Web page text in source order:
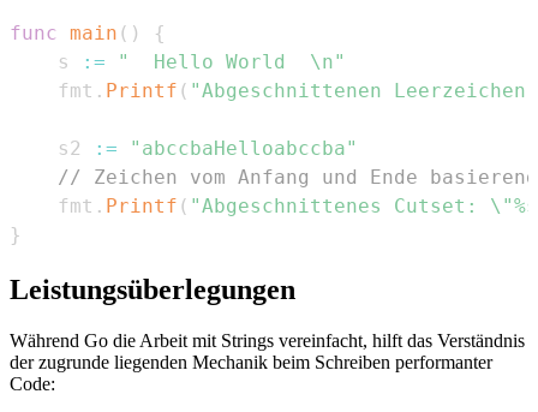
func main ( )
{
	s
:=
"  Hello World  \n"
	fmt
. Printf ( "Abgeschnittenen
	s2
:=
"abccbaHelloabccba"
// Zeichen vom Anfang und Ende
	fmt
. Printf ( "Abgeschnittenes Cutset:
}
Leistungsüberlegungen
Während Go die Arbeit mit Strings vereinfacht, hilft das Verständnis
der zugrunde liegenden Mechanik beim Schreiben performanter
Code: